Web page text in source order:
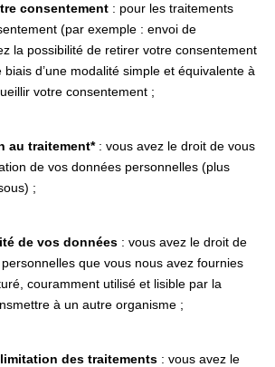
consentement : pour les traitements
(par exemple : envoi de
la possibilité de retirer votre consentement
d’une modalité simple et équivalente à
votre consentement ;
au traitement*: vous avez le droit de vous
de vos données personnelles (plus
;
de vos données : vous avez le droit de
que vous nous avez fournies
couramment utilisé et lisible par la
à un autre organisme ;
des traitements : vous avez le